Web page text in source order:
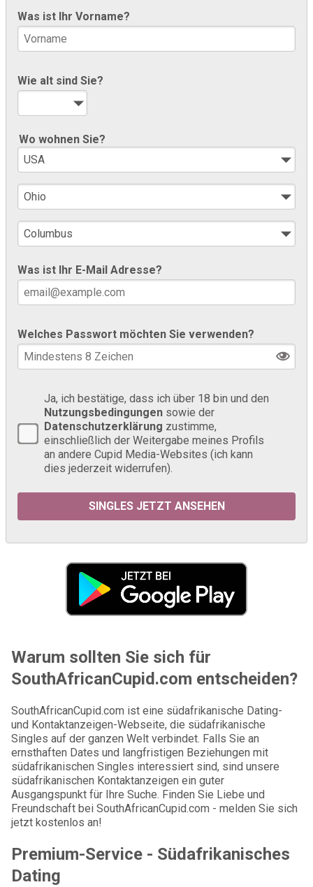
Was ist Ihr Vorname?
Wie alt sind Sie?
Wo wohnen Sie?
Was ist Ihr E-Mail Adresse?
Welches Passwort möchten Sie verwenden?
Ja, ich bestätige, dass ich über 18 bin und den
Nutzungsbedingungen sowie der
Datenschutzerklärung zustimme,
einschließlich der Weitergabe meines Profils
an andere Cupid Media-Websites (ich kann
dies jederzeit widerrufen).
Warum sollten Sie sich für
SouthAfricanCupid.com entscheiden?
SouthAfricanCupid.com ist eine südafrikanische Dating-
und Kontaktanzeigen-Webseite, die südafrikanische
Singles auf der ganzen Welt verbindet. Falls Sie an
ernsthaften Dates und langfristigen Beziehungen mit
südafrikanischen Singles interessiert sind, sind unsere
südafrikanischen Kontaktanzeigen ein guter
Ausgangspunkt für Ihre Suche. Finden Sie Liebe und
Freundschaft bei SouthAfricanCupid.com - melden Sie sich
jetzt kostenlos an!
Premium-Service - Südafrikanisches
Dating